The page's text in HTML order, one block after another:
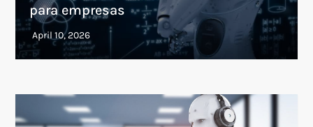
para empresas